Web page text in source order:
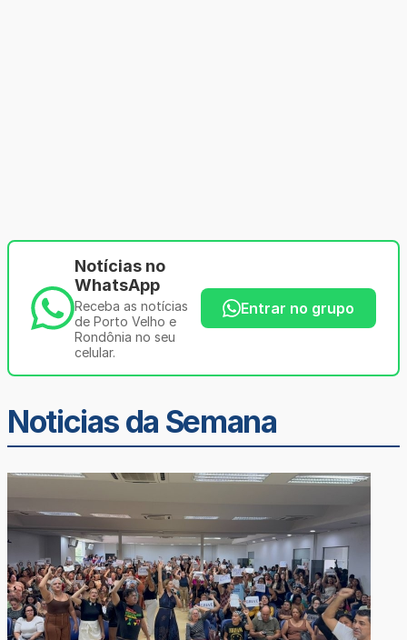
Notícias no
WhatsApp
Receba as notícias
de Porto Velho e
Rondônia no seu
celular.
Entrar no grupo
Noticias da Semana